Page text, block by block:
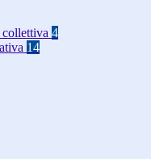
4
14